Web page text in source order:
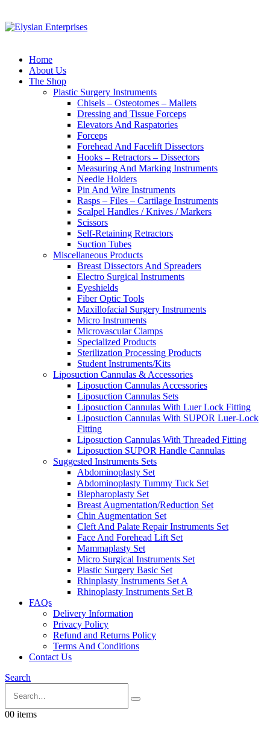
Home
About Us
The Shop
Plastic Surgery Instruments
Chisels – Osteotomes – Mallets
Dressing and Tissue Forceps
Elevators And Raspatories
Forceps
Forehead And Facelift Dissectors
Hooks – Retractors – Dissectors
Measuring And Marking Instruments
Needle Holders
Pin And Wire Instruments
Rasps – Files – Cartilage Instruments
Scalpel Handles / Knives / Markers
Scissors
Self-Retaining Retractors
Suction Tubes
Miscellaneous Products
Breast Dissectors And Spreaders
Electro Surgical Instruments
Eyeshields
Fiber Optic Tools
Maxillofacial Surgery Instruments
Micro Instruments
Microvascular Clamps
Specialized Products
Sterilization Processing Products
Student Instruments/Kits
Liposuction Cannulas & Accessories
Liposuction Cannulas Accessories
Liposuction Cannulas Sets
Liposuction Cannulas With Luer Lock Fitting
Liposuction Cannulas With SUPOR Luer-Lock
Fitting
Liposuction Cannulas With Threaded Fitting
Liposuction SUPOR Handle Cannulas
Suggested Instruments Sets
Abdominoplasty Set
Abdominoplasty Tummy Tuck Set
Blepharoplasty Set
Breast Augmentation/Reduction Set
Chin Augmentation Set
Cleft And Palate Repair Instruments Set
Face And Forehead Lift Set
Mammaplasty Set
Micro Surgical Instruments Set
Plastic Surgery Basic Set
Rhinplasty Instruments Set A
Rhinoplasty Instruments Set B
FAQs
Delivery Information
Privacy Policy
Refund and Returns Policy
Terms And Conditions
Contact Us
Search
00 items